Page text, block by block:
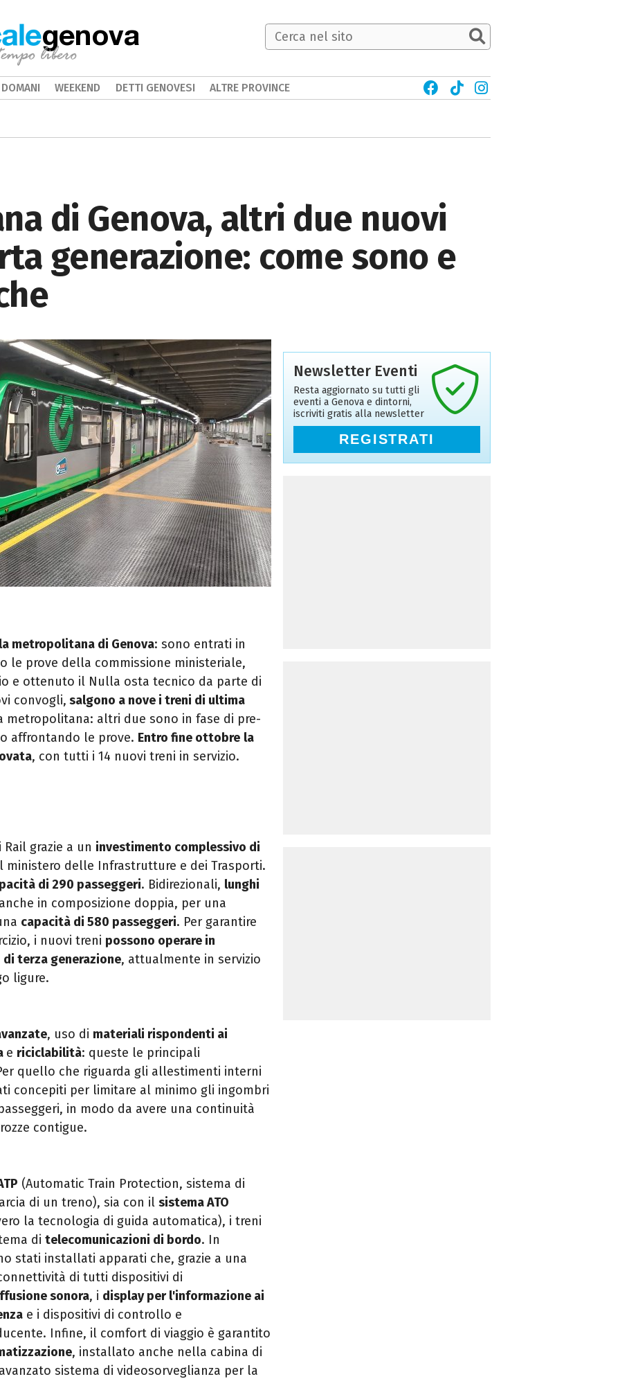
di Genova, altri due nuovi
generazione: come sono e
metropolitana di Genova: sono entrati in
le prove della commissione ministeriale,
e ottenuto il Nulla osta tecnico da parte di
convogli, salgono a nove i treni di ultima
metropolitana: altri due sono in fase di pre-
affrontando le prove. Entro fine ottobre la
, con tutti i 14 nuovi treni in servizio.
grazie a un investimento complessivo di
ministero delle Infrastrutture e dei Trasporti.
di 290 passeggeri. Bidirezionali, lunghi
in composizione doppia, per una
capacità di 580 passeggeri. Per garantire
i nuovi treni possono operare in
terza generazione, attualmente in servizio
ligure.
, uso di materiali rispondenti ai
e riciclabilità: queste le principali
quello che riguarda gli allestimenti interni
concepiti per limitare al minimo gli ingombri
in modo da avere una continuità
contigue.
(Automatic Train Protection, sistema di
di un treno), sia con il sistema ATO
la tecnologia di guida automatica), i treni
di telecomunicazioni di bordo. In
stati installati apparati che, grazie a una
di tutti dispositivi di
sonora, i display per l'informazione ai
e i dispositivi di controllo e
Infine, il comfort di viaggio è garantito
, installato anche nella cabina di
sistema di videosorveglianza per la
Newsletter Eventi
Resta aggiornato su tutti gli
eventi a Genova e dintorni,
iscriviti gratis alla newsletter
REGISTRATI
genova
DOMANI WEEKEND DETTI GENOVESI ALTRE PROVINCE